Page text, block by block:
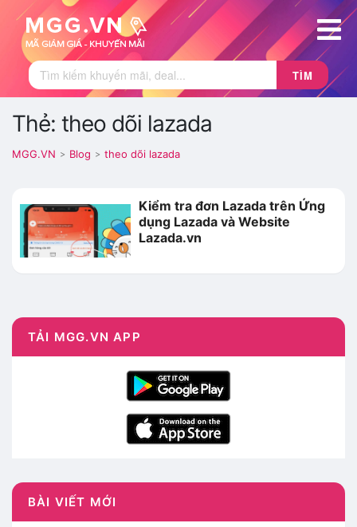
TÌM
Thẻ: theo dõi lazada
MGG.VN > Blog > theo dõi lazada
Kiểm tra đơn Lazada trên Ứng
dụng Lazada và Website
Lazada.vn
TẢI MGG.VN APP
BÀI VIẾT MỚI